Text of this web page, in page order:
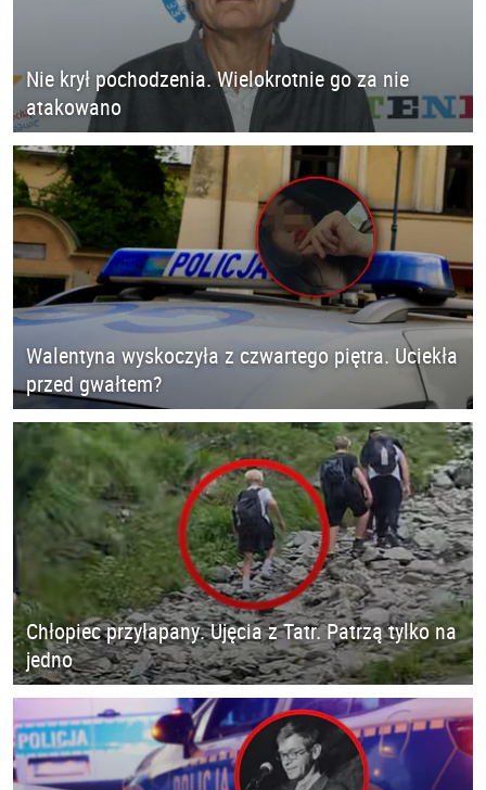
Nie krył pochodzenia. Wielokrotnie go za nie
atakowano
Walentyna wyskoczyła z czwartego piętra. Uciekła
przed gwałtem?
Chłopiec przyłapany. Ujęcia z Tatr. Patrzą tylko na
jedno